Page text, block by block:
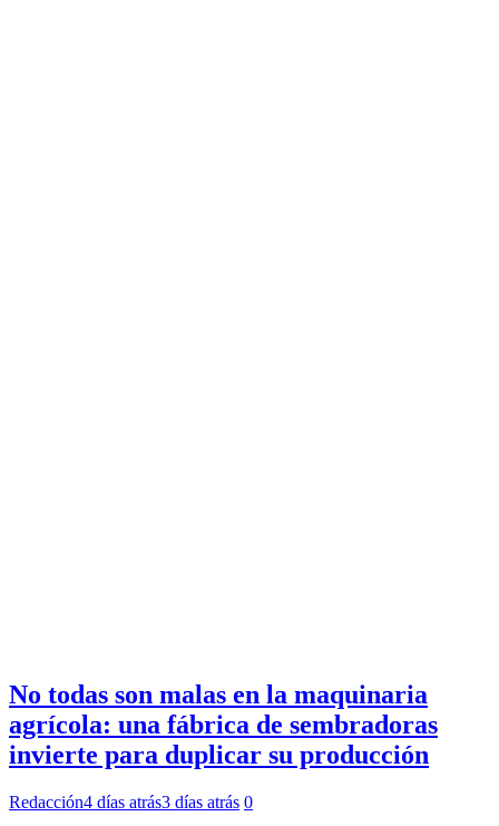
No todas son malas en la maquinaria
agrícola: una fábrica de sembradoras
invierte para duplicar su producción
Redacción4 días atrás3 días atrás 0